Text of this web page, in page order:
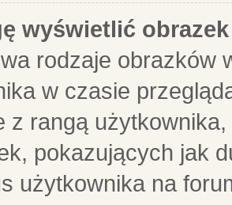
wyświetlić
rodzaje obrazków
w czasie
z rangą
pokazujących jak
użytkownika na